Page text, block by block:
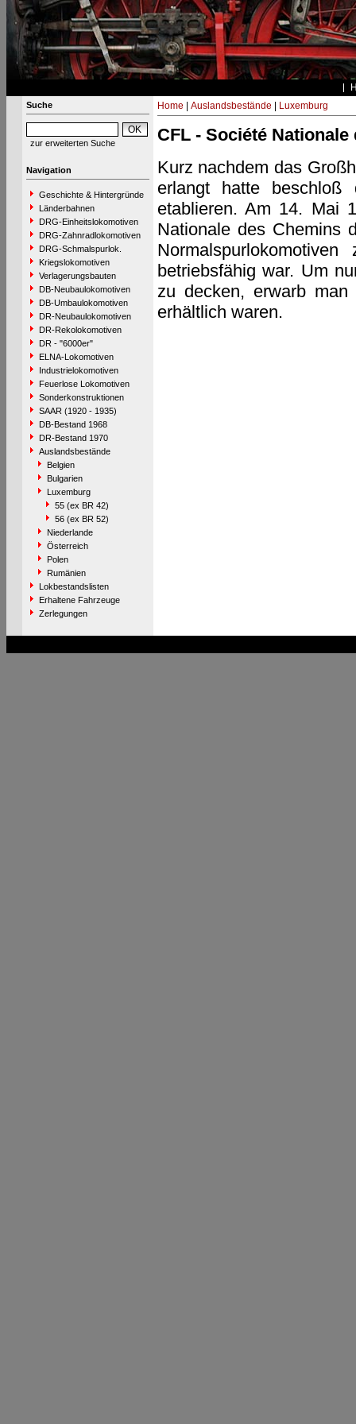
Suche
zur erweiterten Suche
Navigation
Geschichte & Hintergründe
Länderbahnen
DRG-Einheitslokomotiven
DRG-Zahnradlokomotiven
DRG-Schmalspurlok.
Kriegslokomotiven
Verlagerungsbauten
DB-Neubaulokomotiven
DB-Umbaulokomotiven
DR-Neubaulokomotiven
DR-Rekolokomotiven
DR - "6000er"
ELNA-Lokomotiven
Industrielokomotiven
Feuerlose Lokomotiven
Sonderkonstruktionen
SAAR (1920 - 1935)
DB-Bestand 1968
DR-Bestand 1970
Auslandsbestände
Belgien
Bulgarien
Luxemburg
55 (ex BR 42)
56 (ex BR 52)
Niederlande
Österreich
Polen
Rumänien
Lokbestandslisten
Erhaltene Fahrzeuge
Zerlegungen
Home Auslandsbestände Luxemburg
CFL - Société
Kurz nachdem das
erlangt hatte beschloß
etablieren. Am 14. Mai
Nationale des Chemins
betriebsfähig war. Um
zu decken, erwarb
erhältlich waren.